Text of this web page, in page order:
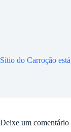
Sítio do Carroção
Deixe um comentário